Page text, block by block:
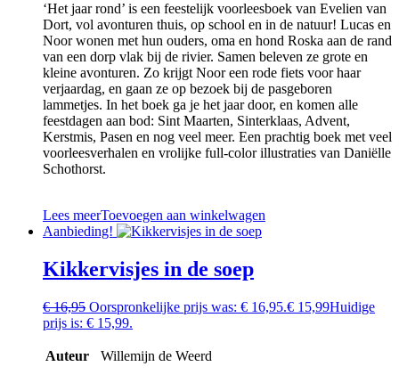
‘Het jaar rond’ is een feestelijk voorleesboek van Evelien van
Dort, vol avonturen thuis, op school en in de natuur! Lucas en
Noor wonen met hun ouders, oma en hond Roska aan de rand
van een dorp vlak bij de rivier. Samen beleven ze grote en
kleine avonturen. Zo krijgt Noor een rode fiets voor haar
verjaardag, en gaan ze op bezoek bij de pasgeboren
lammetjes. In het boek ga je het jaar door, en komen alle
feestdagen aan bod: Sint Maarten, Sinterklaas, Advent,
Kerstmis, Pasen en nog veel meer. Een prachtig boek met veel
voorleesverhalen en vrolijke full-color illustraties van Daniëlle
Schothorst.
Lees meerToevoegen aan winkelwagen
Aanbieding!
Kikkervisjes in de soep
€16,95 Oorspronkelijke prijs was: € 16,95.€ 15,99Huidige
prijs is: € 15,99.
Auteur Willemijn de Weerd